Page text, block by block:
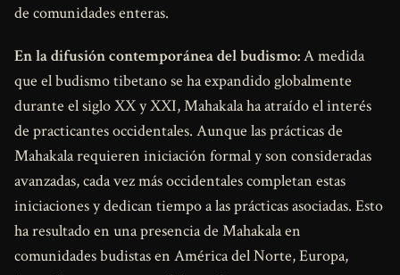
de comunidades enteras.
En la difusión contemporánea del budismo:A medida
que el budismo tibetano se ha expandido globalmente
durante el siglo XX y XXI, Mahakala ha atraído el interés
de practicantes occidentales. Aunque las prácticas de
Mahakala requieren iniciación formal y son consideradas
avanzadas, cada vez más occidentales completan estas
iniciaciones y dedican tiempo a las prácticas asociadas. Esto
ha resultado en una presencia de Mahakala en
comunidades budistas en América del Norte, Europa,